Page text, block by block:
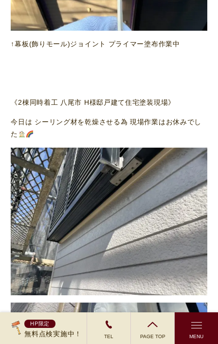
HP限定
無料点検実施中！ TEL PAGE TOP MENU
↑幕板(飾りモール)ジョイント プライマー塗布作業中
《2棟同時着工 八尾市 H様邸戸建て住宅塗装現場》
今日は シーリング材を乾燥させる為 現場作業はお休みでし
た